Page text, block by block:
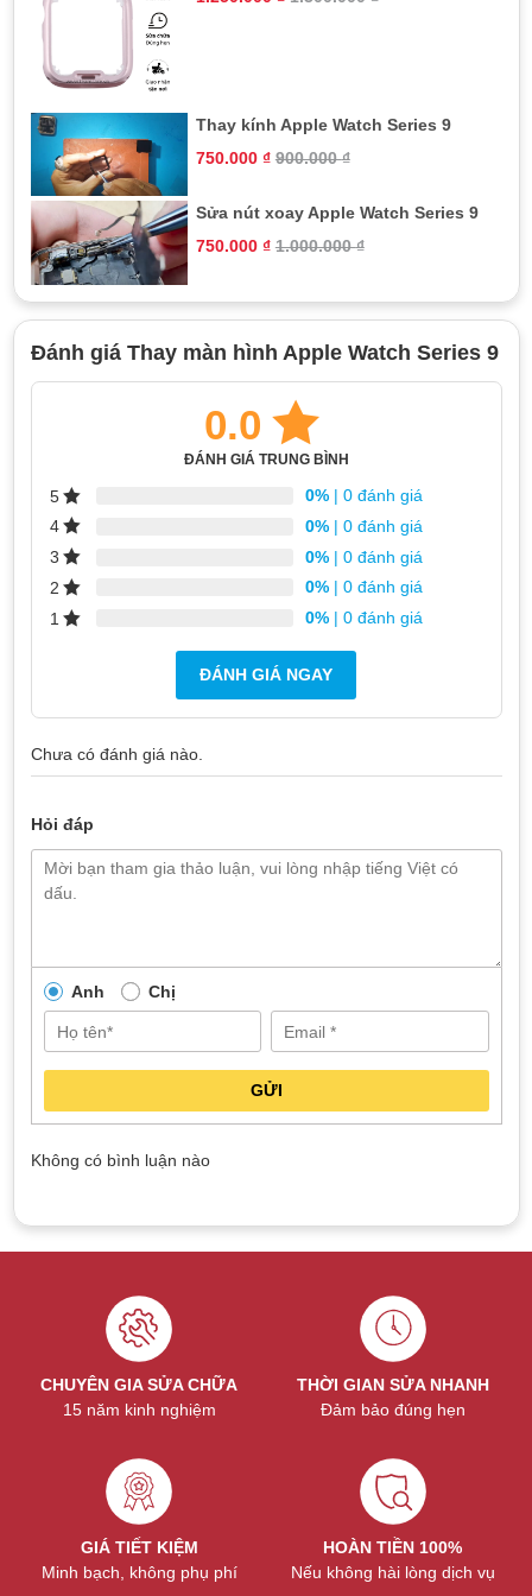
Những lỗi thường gặp cần thay màn
hình Apple Watch 9
Trong các trường hợp sửa chữa màn hình tại TeamCare, dưới
đây là những tình trạng thường thấy nhất:
Sọc, nhiễu, điểm chết:
sọc, nhiễu, hoặc điểm chết, làm giảm chất lượng hiển thị.
Ám màu:Màn hình có thể bị ám màu, làm thay đổi màu
sắc hiển thị.
Mất khả năng hiển thị:
màn hình có thể không hiển thị gì cả.
Không nhận thao tác:Cảm ứng có thể không phản hồi
Cảm ứng có thể phản hồi chậm hoặc không đều.
Những lỗi này thường xảy ra do quá trình sử dụng không cẩn
thận, làm máy tiếp xúc với nước hoặc va đập. Nếu đồng hồ
của bạn có bất kỳ biểu hiện nào như trên, hãy mang tới
TeamCare để được xử lý ngay.
Báo giá dịch vụ thay màn hình cho
Với dòng Apple Watch 9, dịch vụ thay màn hình tại TeamCare
sẽ có chi phí là 3.200.000đ. Chi phí này đã bao gồm toàn bộ
công sửa chữa và bảo hành 6 tháng.
Nếu có bất kỳ chi phí phát sinh nào trong quá trình sửa chữa,
bạn sẽ được thông báo trước khi sửa. Để kỹ thuật viên có thể
xem xét lỗi kỹ hơn, bạn có thể mang thiết bị tới trực tiếp cửa
hàng hoặc liên hệ hotline036.404.3333để đặt lịch sửa chữa.
Với dòng Apple Watch 9, dịch vụ thay màn hình tại
TeamCare sẽ có chi phí là 3.200.000đ
Tại sao nên chọn dịch vụ thay màn
Thay kính Apple Watch Series 9
750.000 ₫ 900.000₫
Sửa nút xoay Apple Watch Series 9
750.000 ₫ 1.000.000₫
Đánh giá Thay màn hình Apple Watch Series 9
0.0
ĐÁNH GIÁ TRUNG BÌNH
5 0%| 0 đánh giá
4
0%| 0 đánh giá
3
0%| 0 đánh giá
2
0%| 0 đánh giá
1
0%| 0 đánh giá
ĐÁNH GIÁ NGAY
Chưa có đánh giá nào.
Hỏi đáp
Anh Chị
GỬI
Không có bình luận nào
CHUYÊN GIA SỬA CHỮA
15 năm kinh nghiệm
THỜI GIAN SỬA NHANH
Đảm bảo đúng hẹn
GIÁ TIẾT KIỆM
Minh bạch, không phụ phí
HOÀN TIỀN 100%
Nếu không hài lòng dịch vụ